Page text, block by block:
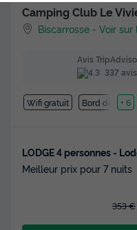
Camping Club Le
Biscarrosse -Voir sur
Avis
337 avis
Wifi gratuit Bord de mer
+ 6
LODGE 4 personnes -
Meilleur prix pour 7 nuits
353 €